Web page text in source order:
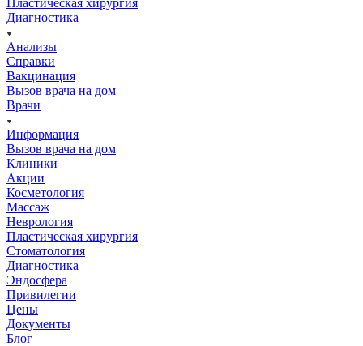
Диагностика
Анализы
Справки
Вакцинация
Вызов врача на дом
Врачи
Информация
Вызов врача на дом
Клиники
Акции
Косметология
Массаж
Неврология
Пластическая хирургия
Стоматология
Диагностика
Эндосфера
Привилегии
Цены
Документы
Блог